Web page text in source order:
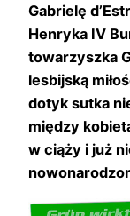
Gabrielę
Henryka IV
towarzyszka
lesbijską
dotyk sutka
między
w ciąży i już